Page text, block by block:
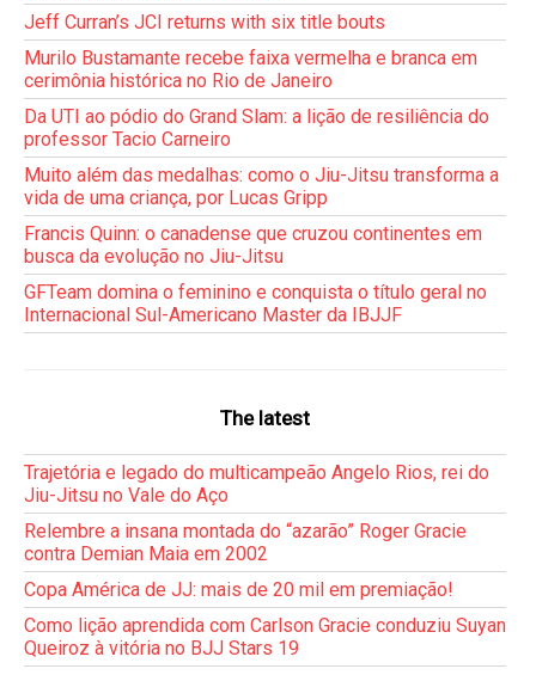
Jeff Curran’s JCI returns with six title bouts
Murilo Bustamante recebe faixa vermelha e branca em
cerimônia histórica no Rio de Janeiro
Da UTI ao pódio do Grand Slam: a lição de resiliência do
professor Tacio Carneiro
Muito além das medalhas: como o Jiu-Jitsu transforma a
vida de uma criança, por Lucas Gripp
Francis Quinn: o canadense que cruzou continentes em
busca da evolução no Jiu-Jitsu
GFTeam domina o feminino e conquista o título geral no
Internacional Sul-Americano Master da IBJJF
The latest
Trajetória e legado do multicampeão Angelo Rios, rei do
Jiu-Jitsu no Vale do Aço
Relembre a insana montada do “azarão” Roger Gracie
contra Demian Maia em 2002
Copa América de JJ: mais de 20 mil em premiação!
Como lição aprendida com Carlson Gracie conduziu Suyan
Queiroz à vitória no BJJ Stars 19